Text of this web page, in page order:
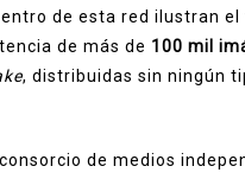
de esta red ilustran el
de más de 100 mil
, distribuidas sin ningún
de medios